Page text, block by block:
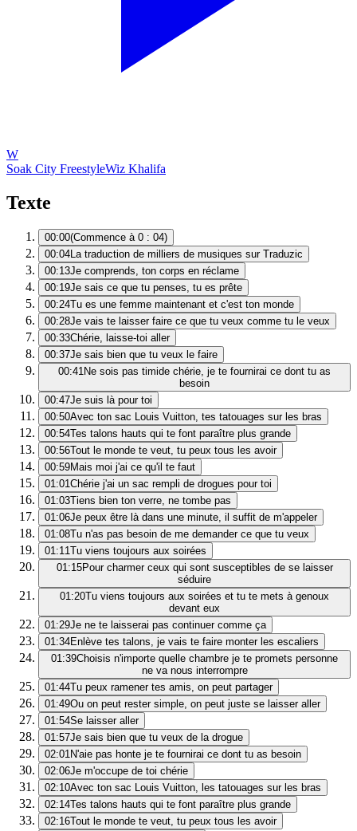
W
Soak City FreestyleWiz Khalifa
Texte
00:00(Commence à 0 : 04)
00:04La traduction de milliers de musiques sur Traduzic
00:13Je comprends, ton corps en réclame
00:19Je sais ce que tu penses, tu es prête
00:24Tu es une femme maintenant et c'est ton monde
00:28Je vais te laisser faire ce que tu veux comme tu le veux
00:33Chérie, laisse-toi aller
00:37Je sais bien que tu veux le faire
00:41Ne sois pas timide chérie, je te fournirai ce dont tu as
besoin
00:47Je suis là pour toi
00:50Avec ton sac Louis Vuitton, tes tatouages sur les bras
00:54Tes talons hauts qui te font paraître plus grande
00:56Tout le monde te veut, tu peux tous les avoir
00:59Mais moi j'ai ce qu'il te faut
01:01Chérie j'ai un sac rempli de drogues pour toi
01:03Tiens bien ton verre, ne tombe pas
01:06Je peux être là dans une minute, il suffit de m'appeler
01:08Tu n'as pas besoin de me demander ce que tu veux
01:11Tu viens toujours aux soirées
01:15Pour charmer ceux qui sont susceptibles de se laisser
séduire
01:20Tu viens toujours aux soirées et tu te mets à genoux
devant eux
01:29Je ne te laisserai pas continuer comme ça
01:34Enlève tes talons, je vais te faire monter les escaliers
01:39Choisis n'importe quelle chambre je te promets personne
ne va nous interrompre
01:44Tu peux ramener tes amis, on peut partager
01:49Ou on peut rester simple, on peut juste se laisser aller
01:54Se laisser aller
01:57Je sais bien que tu veux de la drogue
02:01N'aie pas honte je te fournirai ce dont tu as besoin
02:06Je m'occupe de toi chérie
02:10Avec ton sac Louis Vuitton, les tatouages sur les bras
02:14Tes talons hauts qui te font paraître plus grande
02:16Tout le monde te veut, tu peux tous les avoir